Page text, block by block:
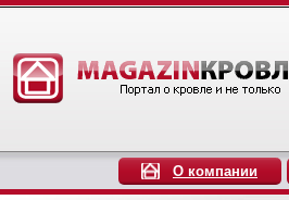
О компании